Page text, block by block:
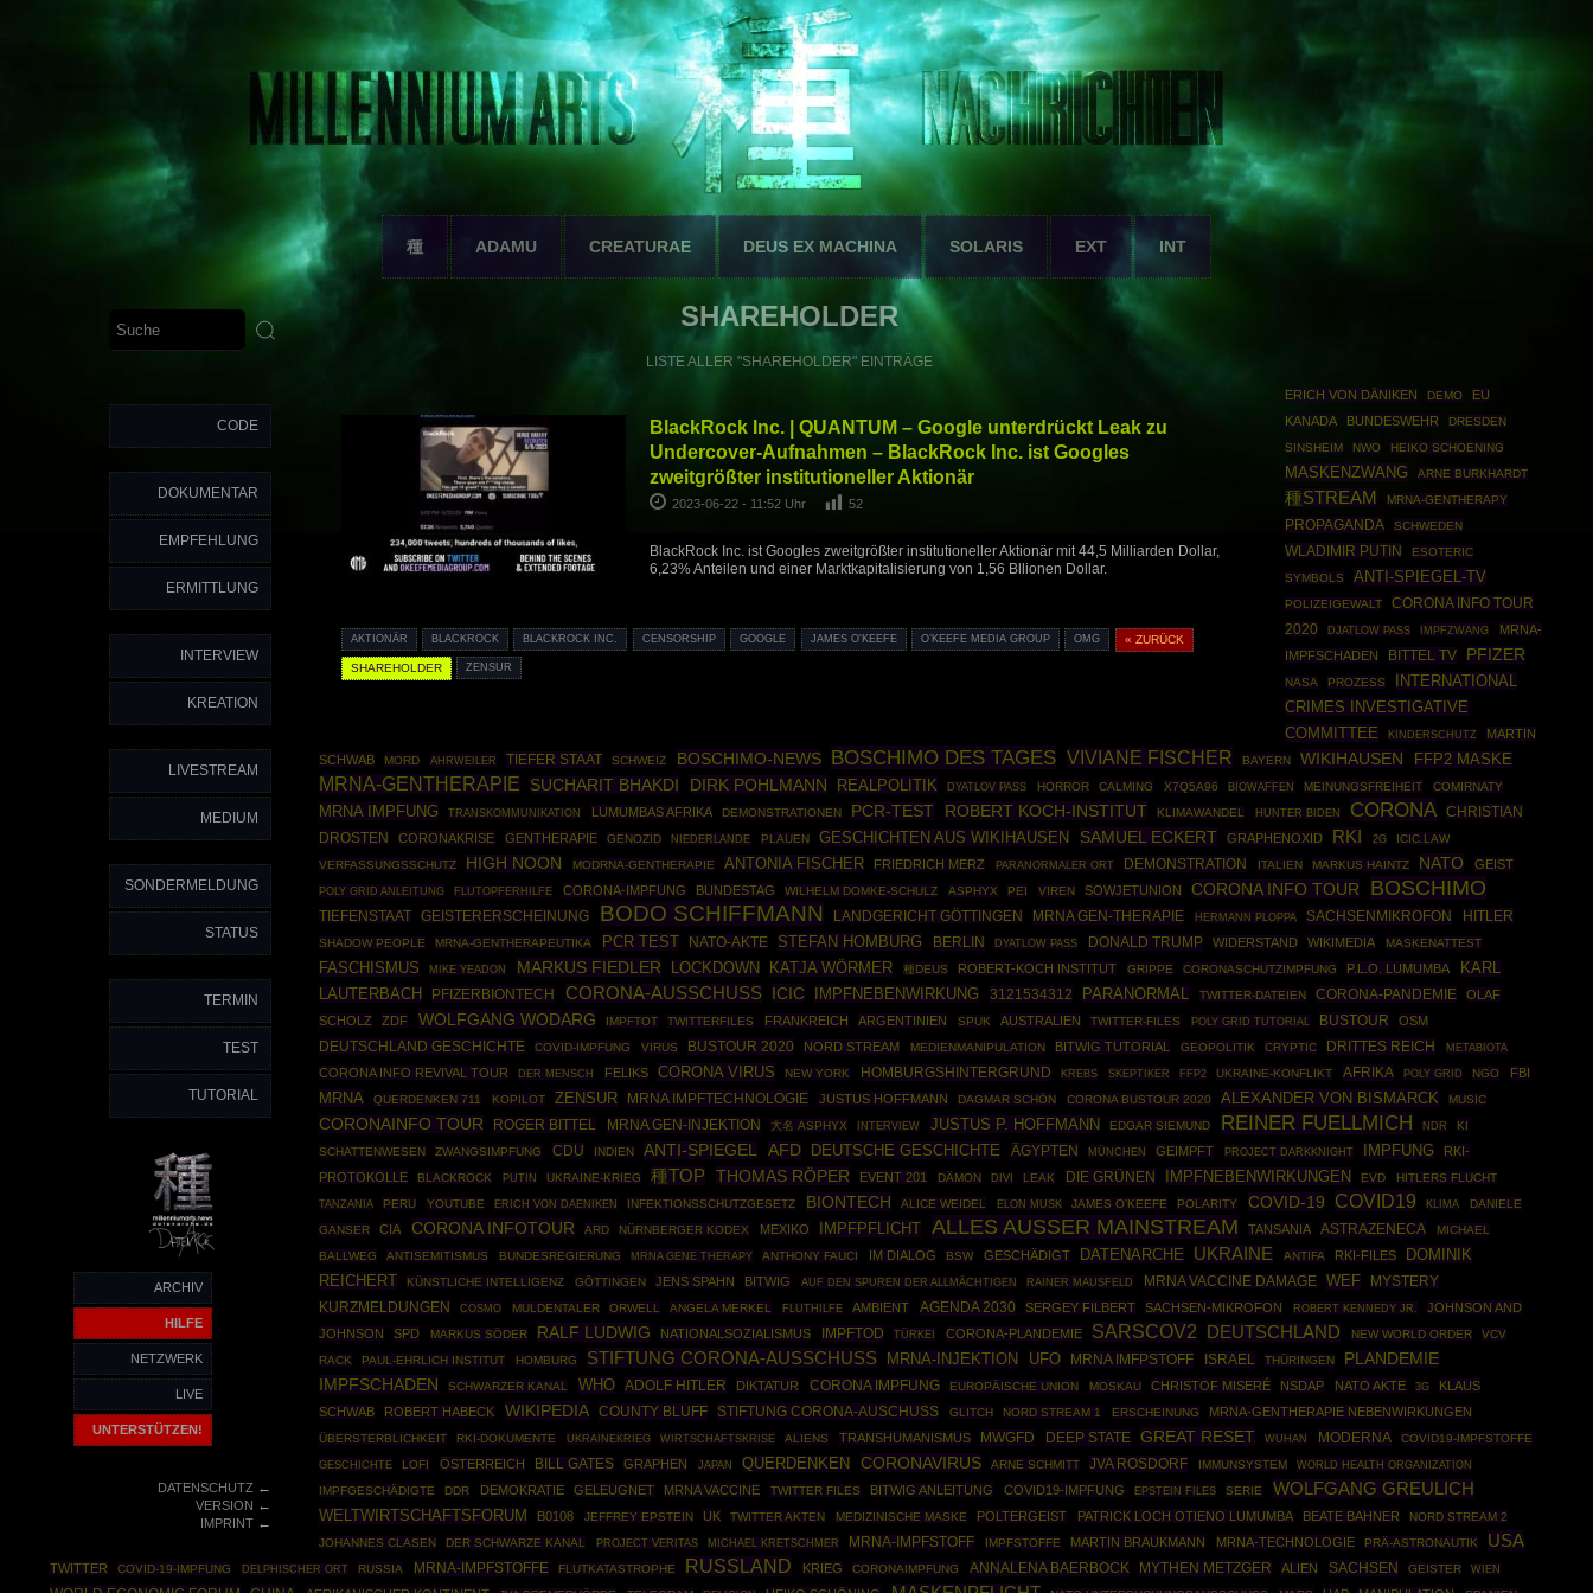
種 ADAMU CREATURAE DEUS EX MACHINA SOLARIS EXT INT
CODE
DOKUMENTAR
EMPFEHLUNG
ERMITTLUNG
INTERVIEW
KREATION
LIVESTREAM
MEDIUM
SONDERMELDUNG
STATUS
TERMIN
TEST
TUTORIAL
ARCHIV
HILFE
NETZWERK
LIVE
UNTERSTÜTZEN!
DATENSCHUTZ←
VERSION ←
IMPRINT←
SHAREHOLDER
LISTE ALLER "SHAREHOLDER" EINTRÄGE
BlackRock Inc. | QUANTUM – Google unterdrückt Leak zu
Undercover-Aufnahmen – BlackRock Inc. ist Googles
zweitgrößter institutioneller Aktionär
2023-06-22 - 11:52 Uhr 52
BlackRock Inc. ist Googles zweitgrößter institutioneller Aktionär mit 44,5 Milliarden Dollar,
6,23% Anteilen und einer Marktkapitalisierung von 1,56 Bllionen Dollar.
AKTIONÄR BLACKROCK BLACKROCK INC. CENSORSHIP GOOGLE JAMES O'KEEFE O’KEEFE MEDIA GROUP OMG « ZURÜCK
SHAREHOLDER ZENSUR
ERICH VON DÄNIKEN DEMO
EU
KANADA
BUNDESWEHR
DRESDEN
SINSHEIM
NWO HEIKO SCHOENING
MASKENZWANG ARNE BURKHARDT
種STREAM MRNA-GENTHERAPY
PROPAGANDA SCHWEDEN
WLADIMIR PUTIN
ESOTERIC
SYMBOLS
ANTI-SPIEGEL-TV
POLIZEIGEWALT
CORONA INFO TOUR
2020
DJATLOW PASS IMPFZWANG
MRNA-
IMPFSCHADEN
BITTEL TV PFIZER
NASA PROZESS
INTERNATIONAL
CRIMES INVESTIGATIVE
COMMITTEE
KINDERSCHUTZ
MARTIN
SCHWAB
MORD AHRWEILER TIEFER STAAT SCHWEIZ BOSCHIMO-NEWS BOSCHIMO DES TAGES VIVIANE FISCHER BAYERN WIKIHAUSEN FFP2 MASKE
MRNA-GENTHERAPIE SUCHARIT BHAKDI DIRK POHLMANN REALPOLITIK DYATLOV PASS HORROR CALMING X7Q5A96 BIOWAFFEN MEINUNGSFREIHEIT COMIRNATY
MRNA IMPFUNG TRANSKOMMUNIKATION LUMUMBAS AFRIKA DEMONSTRATIONEN PCR-TEST ROBERT KOCH-INSTITUT KLIMAWANDEL HUNTER BIDEN CORONA
CHRISTIAN
DROSTEN
CORONAKRISE GENTHERAPIE GENOZID NIEDERLANDE PLAUEN GESCHICHTEN AUS WIKIHAUSEN SAMUEL ECKERT GRAPHENOXID RKI 2G
ICIC.LAW
VERFASSUNGSSCHUTZ
HIGH NOON MODRNA-GENTHERAPIE ANTONIA FISCHER FRIEDRICH MERZ PARANORMALER ORT DEMONSTRATION ITALIEN MARKUS HAINTZ NATO GEIST
POLY GRID ANLEITUNG FLUTOPFERHILFE CORONA-IMPFUNG BUNDESTAG WILHELM DOMKE-SCHULZ ASPHYX PEI VIREN SOWJETUNION CORONA INFO TOUR BOSCHIMO
TIEFENSTAAT GEISTERERSCHEINUNG BODO SCHIFFMANN LANDGERICHT GÖTTINGEN MRNA GEN-THERAPIE HERMANN PLOPPA SACHSENMIKROFON HITLER
SHADOW PEOPLE MRNA-GENTHERAPEUTIKA PCR TEST NATO-AKTE STEFAN HOMBURG BERLIN DYATLOW PASS DONALD TRUMP WIDERSTAND WIKIMEDIA MASKENATTEST
FASCHISMUS MIKE YEADON MARKUS FIEDLER LOCKDOWN KATJA WÖRMER 種DEUS ROBERT-KOCH INSTITUT GRIPPE CORONASCHUTZIMPFUNG P.L.O. LUMUMBA
KARL
LAUTERBACH
PFIZERBIONTECH CORONA-AUSSCHUSS ICIC IMPFNEBENWIRKUNG 3121534312 PARANORMAL TWITTER-DATEIEN CORONA-PANDEMIE
OLAF
SCHOLZ
ZDF WOLFGANG WODARG IMPFTOT TWITTERFILES FRANKREICH ARGENTINIEN SPUK AUSTRALIEN TWITTER-FILES POLY GRID TUTORIAL BUSTOUR OSM
DEUTSCHLAND GESCHICHTE COVID-IMPFUNG VIRUS BUSTOUR 2020 NORD STREAM MEDIENMANIPULATION BITWIG TUTORIAL GEOPOLITIK CRYPTIC DRITTES REICH METABIOTA
CORONA INFO REVIVAL TOUR DER MENSCH FELIKS CORONA VIRUS NEW YORK HOMBURGSHINTERGRUND KREBS SKEPTIKER FFP2 UKRAINE-KONFLIKT AFRIKA POLY GRID NGO FBI
MRNA QUERDENKEN 711 KOPILOT ZENSUR MRNA IMPFTECHNOLOGIE JUSTUS HOFFMANN DAGMAR SCHÖN CORONA BUSTOUR 2020 ALEXANDER VON BISMARCK MUSIC
CORONAINFO TOUR ROGER BITTEL MRNA GEN-INJEKTION 大名 ASPHYX INTERVIEW JUSTUS P. HOFFMANN EDGAR SIEMUND REINER FUELLMICH NDR
KI
SCHATTENWESEN
ZWANGSIMPFUNG CDU INDIEN ANTI-SPIEGEL AFD DEUTSCHE GESCHICHTE ÄGYPTEN MÜNCHEN GEIMPFT PROJECT DARKKNIGHT IMPFUNG
RKI-
PROTOKOLLE
BLACKROCK PUTIN UKRAINE-KRIEG 種TOP THOMAS RÖPER EVENT 201 DÄMON DIVI LEAK DIE GRÜNEN IMPFNEBENWIRKUNGEN EVD HITLERS FLUCHT
TANZANIA PERU YOUTUBE ERICH VON DAENIKEN INFEKTIONSSCHUTZGESETZ BIONTECH ALICE WEIDEL ELON MUSK JAMES O'KEEFE POLARITY COVID-19 COVID19 KLIMA
DANIELE
GANSER
CIA CORONA INFOTOUR ARD NÜRNBERGER KODEX MEXIKO IMPFPFLICHT ALLES AUSSER MAINSTREAM TANSANIA ASTRAZENECA
MICHAEL
BALLWEG
ANTISEMITISMUS BUNDESREGIERUNG MRNA GENE THERAPY ANTHONY FAUCI IM DIALOG BSW GESCHÄDIGT DATENARCHE UKRAINE ANTIFA RKI-FILES
DOMINIK
REICHERT
KÜNSTLICHE INTELLIGENZ GÖTTINGEN JENS SPAHN BITWIG AUF DEN SPUREN DER ALLMÄCHTIGEN RAINER MAUSFELD MRNA VACCINE DAMAGE WEF
MYSTERY
KURZMELDUNGEN
COSMO MULDENTALER ORWELL ANGELA MERKEL FLUTHILFE AMBIENT AGENDA 2030 SERGEY FILBERT SACHSEN-MIKROFON ROBERT KENNEDY JR.
JOHNSON AND
JOHNSON
SPD MARKUS SÖDER RALF LUDWIG NATIONALSOZIALISMUS IMPFTOD TÜRKEI CORONA-PLANDEMIE SARSCOV2 DEUTSCHLAND NEW WORLD ORDER
VCV
RACK
PAUL-EHRLICH INSTITUT HOMBURG STIFTUNG CORONA-AUSSCHUSS MRNA-INJEKTION UFO MRNA IMFPSTOFF ISRAEL THÜRINGEN PLANDEMIE
IMPFSCHADEN SCHWARZER KANAL WHO ADOLF HITLER DIKTATUR CORONA IMPFUNG EUROPÄISCHE UNION MOSKAU CHRISTOF MISERÉ NSDAP NATO AKTE 3G
KLAUS
SCHWAB
ROBERT HABECK WIKIPEDIA COUNTY BLUFF STIFTUNG CORONA-AUSCHUSS GLITCH NORD STREAM 1 ERSCHEINUNG MRNA-GENTHERAPIE NEBENWIRKUNGEN
ÜBERSTERBLICHKEIT RKI-DOKUMENTE UKRAINEKRIEG WIRTSCHAFTSKRISE ALIENS TRANSHUMANISMUS MWGFD DEEP STATE GREAT RESET WUHAN MODERNA
COVID19-IMPFSTOFFE
GESCHICHTE
LOFI ÖSTERREICH BILL GATES GRAPHEN JAPAN QUERDENKEN CORONAVIRUS ARNE SCHMITT JVA ROSDORF IMMUNSYSTEM
WORLD HEALTH ORGANIZATION
IMPFGESCHÄDIGTE
DDR DEMOKRATIE GELEUGNET MRNA VACCINE TWITTER FILES BITWIG ANLEITUNG COVID19-IMPFUNG EPSTEIN FILES SERIE WOLFGANG GREULICH
WELTWIRTSCHAFTSFORUM B0108 JEFFREY EPSTEIN UK TWITTER AKTEN MEDIZINISCHE MASKE POLTERGEIST PATRICK LOCH OTIENO LUMUMBA BEATE BAHNER
NORD STREAM 2
JOHANNES CLASEN
DER SCHWARZE KANAL PROJECT VERITAS MICHAEL KRETSCHMER MRNA-IMPFSTOFF IMPFSTOFFE MARTIN BRAUKMANN MRNA-TECHNOLOGIE PRÄ-ASTRONAUTIK USA
TWITTER COVID-19-IMPFUNG DELPHISCHER ORT RUSSIA MRNA-IMPFSTOFFE FLUTKATASTROPHE RUSSLAND KRIEG CORONAIMPFUNG ANNALENA BAERBOCK MYTHEN METZGER ALIEN SACHSEN GEISTER WIEN